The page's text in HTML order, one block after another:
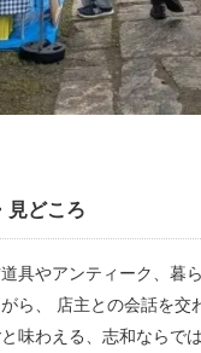
見どころ
具やアンティーク、
ら、 店主との会話を
味わえる、志和ならで